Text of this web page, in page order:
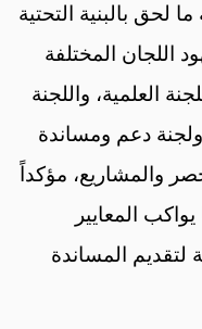
لحق بالبنية التحتية
المختلفة
العلمية، واللجنة
ولجنة دعم ومساندة
والمشاريع، مؤكداً
المعايير
لتقديم المساندة